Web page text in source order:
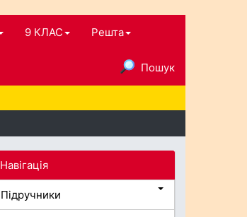
9 КЛАС Решта
Пошук
Навігація
Підручники